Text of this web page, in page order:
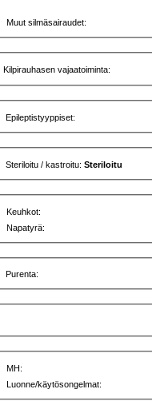
Muut silmäsairaudet:
Kilpirauhasen vajaatoiminta:
Epileptistyyppiset:
Steriloitu / kastroitu:Steriloitu
Keuhkot:
Napatyrä:
Purenta:
MH:
Luonne/käytösongelmat: